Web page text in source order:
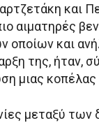
και
αιματηρές
οποίων και
της, ήταν,
μιας κοπέλας
μεταξύ των